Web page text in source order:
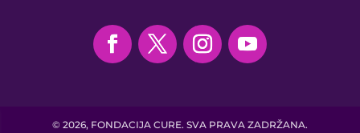
© 2026, FONDACIJA CURE. SVA PRAVA ZADRŽANA.